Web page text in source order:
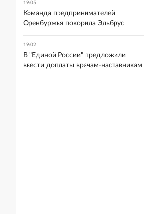
19:05
Команда предпринимателей
Оренбуржья покорила Эльбрус
19:02
В "Единой России" предложили
ввести доплаты врачам-наставникам